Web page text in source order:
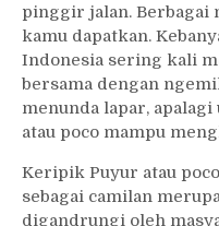
pinggir jalan. Berbagai
kamu dapatkan.
Indonesia sering kali
bersama dengan
menunda lapar,
atau poco mampu
Keripik Puyur atau
sebagai camilan
digandrungi oleh